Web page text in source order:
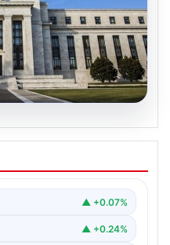
Ne Zaman,
ve
ayı faiz kararı, finansal
▲ +0.07%
▲ +0.24%